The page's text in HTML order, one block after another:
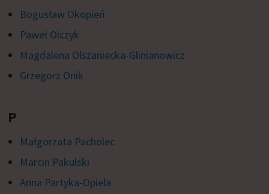
Bogusław Okopień
Paweł Olczyk
Magdalena Olszaniecka-Glinianowicz
Grzegorz Onik
P
Małgorzata Pacholec
Marcin Pakulski
Anna Partyka-Opiela